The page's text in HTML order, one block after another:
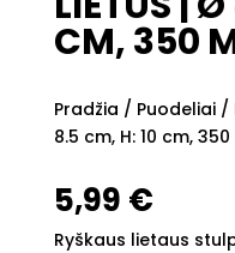
CM, 350
Pradžia / Puodeliai/
8.5 cm, H: 10 cm,
5,99 €
Ryškaus lietaus